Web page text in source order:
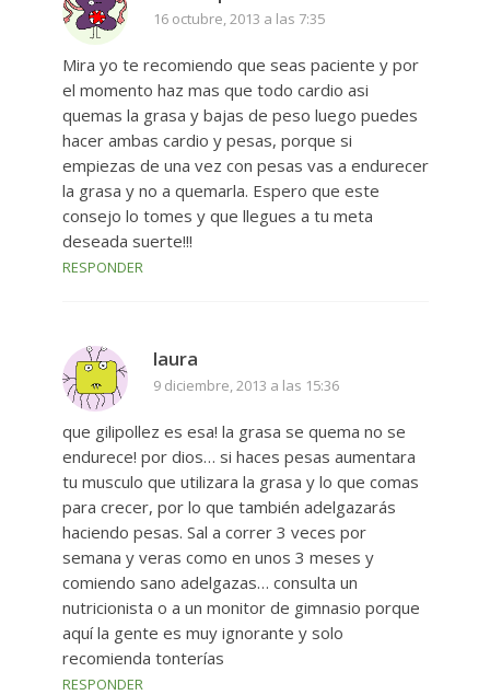
16 octubre, 2013 a las 7:35
Mira yo te recomiendo que seas paciente y por
el momento haz mas que todo cardio asi
quemas la grasa y bajas de peso luego puedes
hacer ambas cardio y pesas, porque si
empiezas de una vez con pesas vas a endurecer
la grasa y no a quemarla. Espero que este
consejo lo tomes y que llegues a tu meta
deseada suerte!!!
RESPONDER
laura
9 diciembre, 2013 a las 15:36
que gilipollez es esa! la grasa se quema no se
endurece! por dios… si haces pesas aumentara
tu musculo que utilizara la grasa y lo que comas
para crecer, por lo que también adelgazarás
haciendo pesas. Sal a correr 3 veces por
semana y veras como en unos 3 meses y
comiendo sano adelgazas… consulta un
nutricionista o a un monitor de gimnasio porque
aquí la gente es muy ignorante y solo
recomienda tonterías
RESPONDER